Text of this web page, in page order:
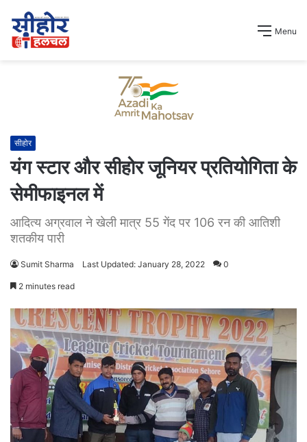
Menu
सीहोर
यंग स्टार और सीहोर जूनियर प्रतियोगिता के
सेमीफाइनल में
आदित्य अग्रवाल ने खेली मात्र 55 गेंद पर 106 रन की आतिशी
शतकीय पारी
Sumit Sharma Last Updated: January 28, 2022 0
2 minutes read